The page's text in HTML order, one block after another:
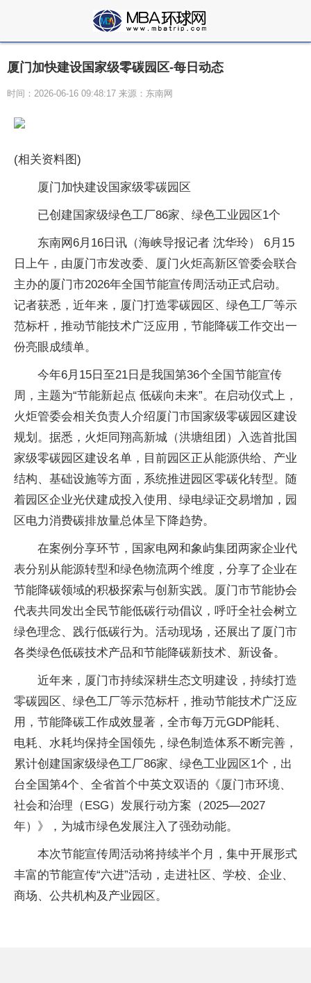
厦门加快建设国家级零碳园区-每日动态
时间：2026-06-16 09:48:17 来源：东南网
(相关资料图)
厦门加快建设国家级零碳园区
已创建国家级绿色工厂86家、绿色工业园区1个
东南网6月16日讯（海峡导报记者 沈华玲） 6月15
日上午，由厦门市发改委、厦门火炬高新区管委会联合
主办的厦门市2026年全国节能宣传周活动正式启动。
记者获悉，近年来，厦门打造零碳园区、绿色工厂等示
范标杆，推动节能技术广泛应用，节能降碳工作交出一
份亮眼成绩单。
今年6月15日至21日是我国第36个全国节能宣传
周，主题为“节能新起点 低碳向未来”。在启动仪式上，
火炬管委会相关负责人介绍厦门市国家级零碳园区建设
规划。据悉，火炬同翔高新城（洪塘组团）入选首批国
家级零碳园区建设名单，目前园区正从能源供给、产业
结构、基础设施等方面，系统推进园区零碳化转型。随
着园区企业光伏建成投入使用、绿电绿证交易增加，园
区电力消费碳排放量总体呈下降趋势。
在案例分享环节，国家电网和象屿集团两家企业代
表分别从能源转型和绿色物流两个维度，分享了企业在
节能降碳领域的积极探索与创新实践。厦门市节能协会
代表共同发出全民节能低碳行动倡议，呼吁全社会树立
绿色理念、践行低碳行为。活动现场，还展出了厦门市
各类绿色低碳技术产品和节能降碳新技术、新设备。
近年来，厦门市持续深耕生态文明建设，持续打造
零碳园区、绿色工厂等示范标杆，推动节能技术广泛应
用，节能降碳工作成效显著，全市每万元GDP能耗、
电耗、水耗均保持全国领先，绿色制造体系不断完善，
累计创建国家级绿色工厂86家、绿色工业园区1个，出
台全国第4个、全省首个中英文双语的《厦门市环境、
社会和治理（ESG）发展行动方案（2025—2027
年）》，为城市绿色发展注入了强劲动能。
本次节能宣传周活动将持续半个月，集中开展形式
丰富的节能宣传“六进”活动，走进社区、学校、企业、
商场、公共机构及产业园区。